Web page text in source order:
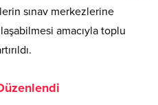
sınav merkezlerine
amacıyla toplu